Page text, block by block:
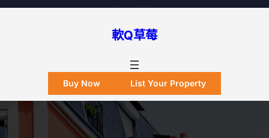
軟Q草莓
Buy Now List Your Property